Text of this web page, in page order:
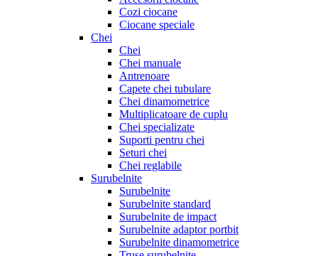
Cozi ciocane
Ciocane speciale
Chei
Chei
Chei manuale
Antrenoare
Capete chei tubulare
Chei dinamometrice
Multiplicatoare de cuplu
Chei specializate
Suporti pentru chei
Seturi chei
Chei reglabile
Surubelnite
Surubelnite
Surubelnite standard
Surubelnite de impact
Surubelnite adaptor portbit
Surubelnite dinamometrice